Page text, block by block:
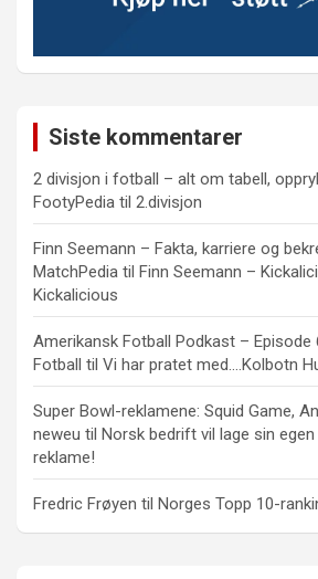
Siste kommentarer
2 divisjon i fotball – alt om tabell,
FootyPedia til 2.divisjon
Finn Seemann – Fakta, karriere og
MatchPedia til Finn Seemann –
Kickalicious
Amerikansk Fotball Podkast – Episode
Fotball til Vi har pratet med….Kolbotn
Super Bowl-reklamene: Squid Game,
neweu til Norsk bedrift vil lage sin
reklame!
Fredric Frøyen til Norges Topp 10-